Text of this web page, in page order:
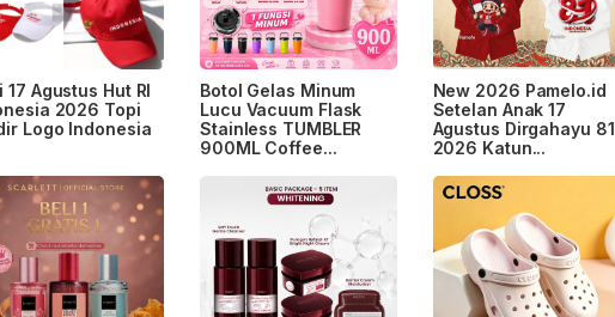
17 Agustus Hut RI
2026 Topi
Logo Indonesia
Botol Gelas Minum
Lucu Vacuum Flask
Stainless TUMBLER
900ML Coffee...
New 2026 Pamelo.id
Setelan Anak 17
Agustus Dirgahayu 81
2026 Katun...